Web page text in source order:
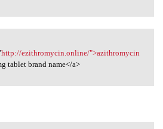
ezithromycin
http://ezithromycin.online/">azithromycin
tablet brand name</a>